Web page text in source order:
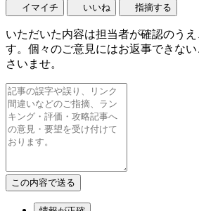
イマイチ いいね 指摘する
いただいた内容は担当者が確認のう
す。個々のご意見にはお返事できな
さいませ。